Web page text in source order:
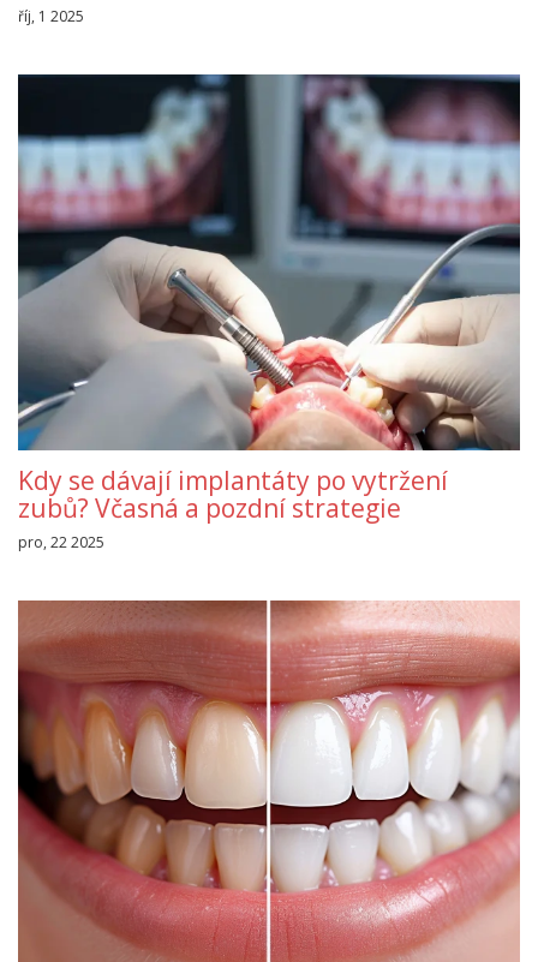
říj, 1 2025
Kdy se dávají implantáty po vytržení
zubů? Včasná a pozdní strategie
pro, 22 2025